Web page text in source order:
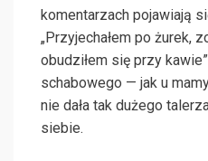
komentarzach pojawiają
„Przyjechałem po żurek,
obudziłem się przy
schabowego — jak u
nie dała tak dużego
siebie.